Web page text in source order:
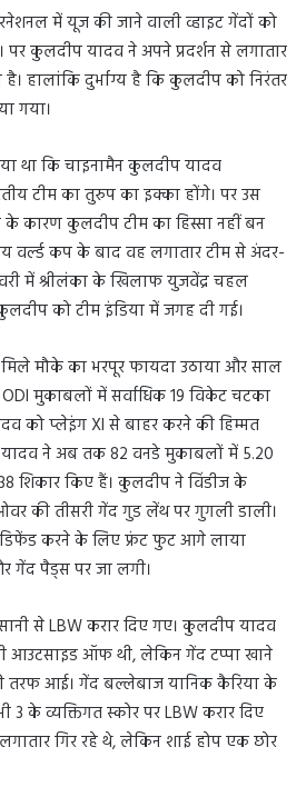
में यूज की जाने वाली व्हाइट गेंदों को
कुलदीप यादव ने अपने प्रदर्शन से लगातार
हालांकि दुर्भाग्य है कि कुलदीप को निरंतर
गया।
था कि चाइनामैन कुलदीप यादव
टीम का तुरुप का इक्का होंगे। पर उस
कारण कुलदीप टीम का हिस्सा नहीं बन
वर्ल्ड कप के बाद वह लगातार टीम से अंदर-
में श्रीलंका के खिलाफ युजवेंद्र चहल
को टीम इंडिया में जगह दी गई।
मौके का भरपूर फायदा उठाया और साल
मुकाबलों में सर्वाधिक 19 विकेट चटका
को प्लेइंग XI से बाहर करने की हिम्मत
ने अब तक 82 वनडे मुकाबलों में 5.20
शिकार किए हैं। कुलदीप ने विंडीज के
की तीसरी गेंद गुड लेंथ पर गुगली डाली।
डिफेंड करने के लिए फ्रंट फुट आगे लाया
पैड्स पर जा लगी।
से LBW करार दिए गए। कुलदीप यादव
आउटसाइड ऑफ थी, लेकिन गेंद टप्पा खाने
तरफ आई। गेंद बल्लेबाज यानिक कैरिया के
3 के व्यक्तिगत स्कोर पर LBW करार दिए
गिर रहे थे, लेकिन शाई होप एक छोर